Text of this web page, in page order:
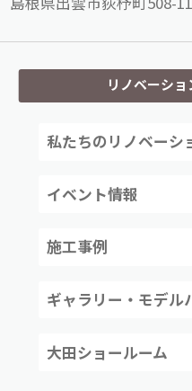
リノベーシ
私たちのリノベーシ
イベント情報
施工事例
ギャラリー・モデル
大田ショールーム